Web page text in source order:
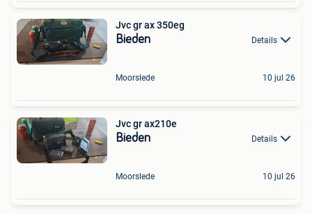
Jvc gr ax 350eg
Bieden Details
Moorslede 10 jul 26
Jvc gr ax210e
Bieden Details
Moorslede 10 jul 26